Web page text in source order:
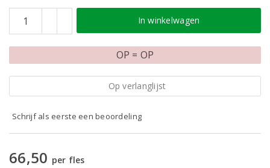
In winkelwagen
OP = OP
Op verlanglijst
Schrijf als eerste een beoordeling
66,50 per fles